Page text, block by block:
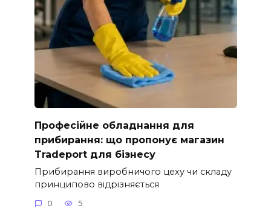
Професійне обладнання для
прибирання: що пропонує магазин
Tradeport для бізнесу
Прибирання виробничого цеху чи складу
принципово відрізняється
0 5